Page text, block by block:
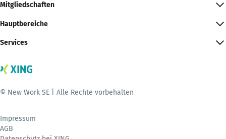
Mitgliedschaften
Hauptbereiche
Services
© New Work SE | Alle Rechte vorbehalten
Impressum
AGB